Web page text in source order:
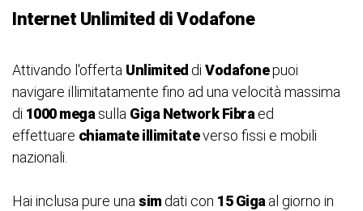
Internet Unlimited di Vodafone
Attivando l'offerta Unlimited di Vodafonepuoi
navigare illimitatamente fino ad una velocità massima
di 1000 mega sulla Giga Network Fibra ed
effettuare chiamate illimitateverso fissi e mobili
nazionali.
Hai inclusa pure una sim dati con 15 Giga al giorno in